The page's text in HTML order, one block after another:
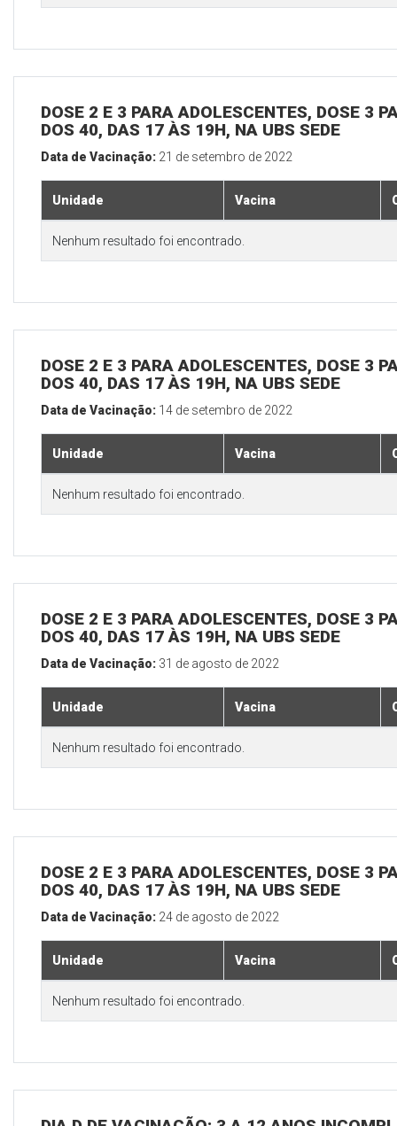
DOSE 2 E 3 PARA ADOLESCENTES, DOSE 3
DOS 40, DAS 17 ÀS 19H, NA UBS SEDE
Data de Vacinação: 21 de setembro de 2022
Unidade Vacina
Nenhum resultado foi encontrado.
DOSE 2 E 3 PARA ADOLESCENTES, DOSE 3
DOS 40, DAS 17 ÀS 19H, NA UBS SEDE
Data de Vacinação: 14 de setembro de 2022
Unidade Vacina
Nenhum resultado foi encontrado.
DOSE 2 E 3 PARA ADOLESCENTES, DOSE 3
DOS 40, DAS 17 ÀS 19H, NA UBS SEDE
Data de Vacinação: 31 de agosto de 2022
Unidade Vacina
Nenhum resultado foi encontrado.
DOSE 2 E 3 PARA ADOLESCENTES, DOSE 3
DOS 40, DAS 17 ÀS 19H, NA UBS SEDE
Data de Vacinação: 24 de agosto de 2022
Unidade Vacina
Nenhum resultado foi encontrado.